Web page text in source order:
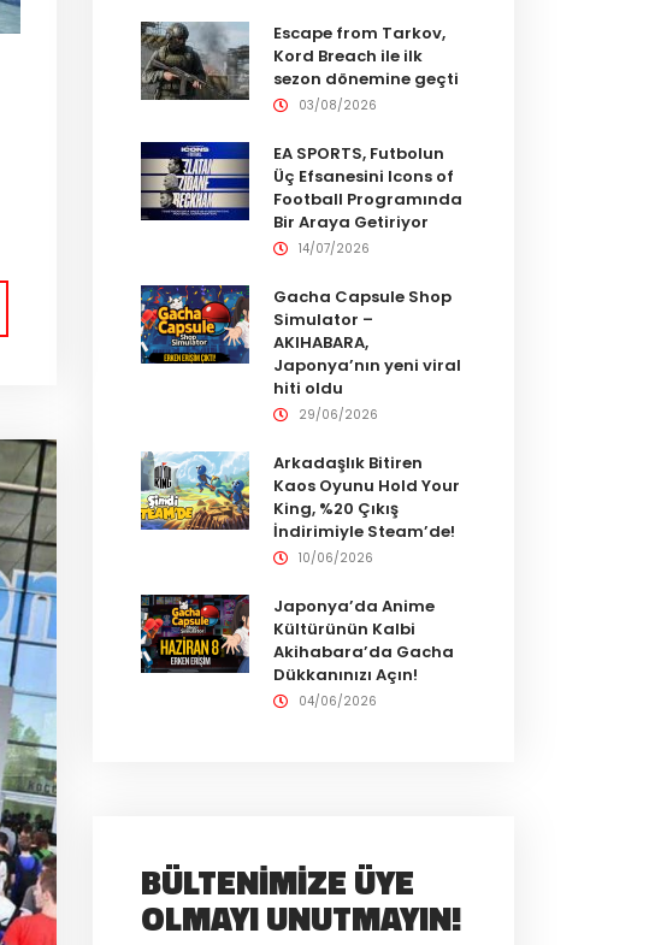
Escape from Tarkov,
Kord Breach ile ilk
sezon dönemine geçti
03/08/2026
EA SPORTS, Futbolun
Üç Efsanesini Icons of
Football Programında
Bir Araya Getiriyor
14/07/2026
Gacha Capsule Shop
Simulator –
AKIHABARA,
Japonya’nın yeni viral
hiti oldu
29/06/2026
Arkadaşlık Bitiren
Kaos Oyunu Hold Your
King, %20 Çıkış
İndirimiyle Steam’de!
10/06/2026
Japonya’da Anime
Kültürünün Kalbi
Akihabara’da Gacha
Dükkanınızı Açın!
04/06/2026
BÜLTENIMIZE ÜYE
OLMAYI UNUTMAYIN!